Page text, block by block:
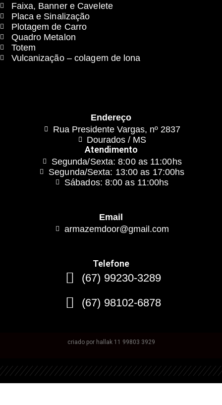
Faixa, Banner e Cavelete
Placa e Sinalização
Plotagem de Carro
Quadro Metalon
Totem
Vulcanização – colagem de lona
Endereço
Rua Presidente Vargas, nº 2837
Dourados / MS
Atendimento
Segunda/Sexta: 8:00 as 11:00hs
Segunda/Sexta: 13:00 as 17:00hs
Sábados: 8:00 as 11:00hs
Email
armazemdoor@gmail.com
Telefone
(67) 99230-3289
(67) 98102-6878
criado por hallak 11 99803 3929